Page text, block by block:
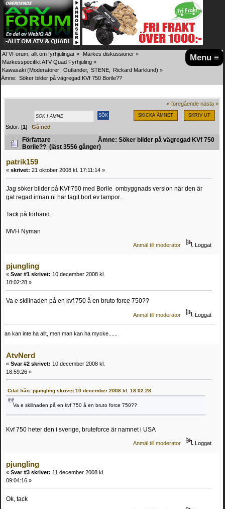
Menu ≡
ATVForum, allt om fyrhjulingar » Märkes diskussioner »
Märkesspecifikt ATV Quad Fyrhjuling »
Kawasaki (Moderatorer: Outlander, STENE Rickard Marklund) »
Ämne: Söker bilder på vägregad KVf 750 Borile??
« föregående nästa »
SKICKA ÄMNET SKRIV UT
Sidor: [1]Gå ned
Författare
Ämne: Söker bilder på vägregad KVf 750
Borile?? (läst 3556 gånger)
patrik159
« skrivet: 21 oktober 2008 kl. 17:11:14 »
Jag söker bilder på KVf 750 med Borile ombyggnads version när den är
gat regad innan ni har tagit bort ev lampor..
Tack på förhand..
MVH Nyman
Anmäl till moderator Loggat
pjungling
« Svar #1 skrivet: 10 december 2008 kl.
18:02:28 »
Va e skillnaden på en kvf 750 å en bruto force 750??
Anmäl till moderator Loggat
an kan inte ha allt, men man kan ha mycke......
AtvNerd
« Svar #2 skrivet: 10 december 2008 kl.
18:59:26 »
Citat från: pjungling skrivet 10 december 2008 kl. 18:02:28
Va e skillnaden på en kvf 750 å en bruto force 750??
Kvf 750 heter den i sverige, bruteforce är namnet i USA
Anmäl till moderator Loggat
pjungling
« Svar #3 skrivet: 11 december 2008 kl.
09:04:16 »
Ok, tack